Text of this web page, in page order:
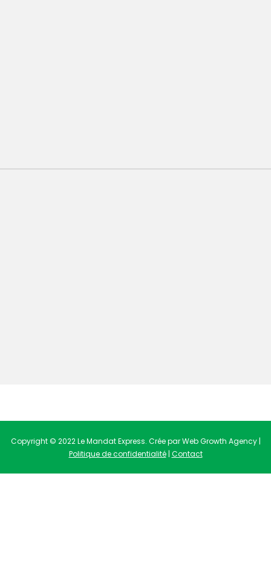
Copyright © 2022 Le Mandat Express. Crée par Web Growth Agency |
Politique de confidentialité| Contact